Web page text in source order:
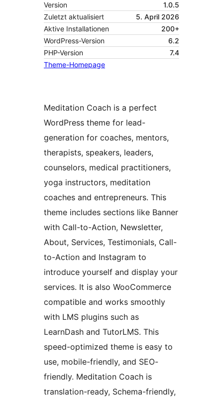
Version
1.0.5
Zuletzt aktualisiert
5. April 2026
Aktive Installationen
200+
WordPress-Version
6.2
PHP-Version
7.4
Theme-Homepage
Meditation Coach is a perfect
WordPress theme for lead-
generation for coaches, mentors,
therapists, speakers, leaders,
counselors, medical practitioners,
yoga instructors, meditation
coaches and entrepreneurs. This
theme includes sections like Banner
with Call-to-Action, Newsletter,
About, Services, Testimonials, Call-
to-Action and Instagram to
introduce yourself and display your
services. It is also WooCommerce
compatible and works smoothly
with LMS plugins such as
LearnDash and TutorLMS. This
speed-optimized theme is easy to
use, mobile-friendly, and SEO-
friendly. Meditation Coach is
translation-ready, Schema-friendly,